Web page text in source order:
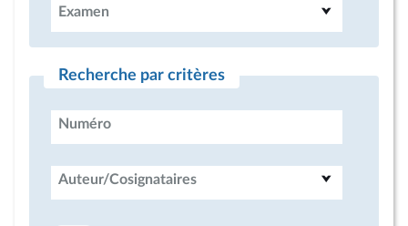
Examen
Recherche par critères
Numéro
Auteur/Cosignataires